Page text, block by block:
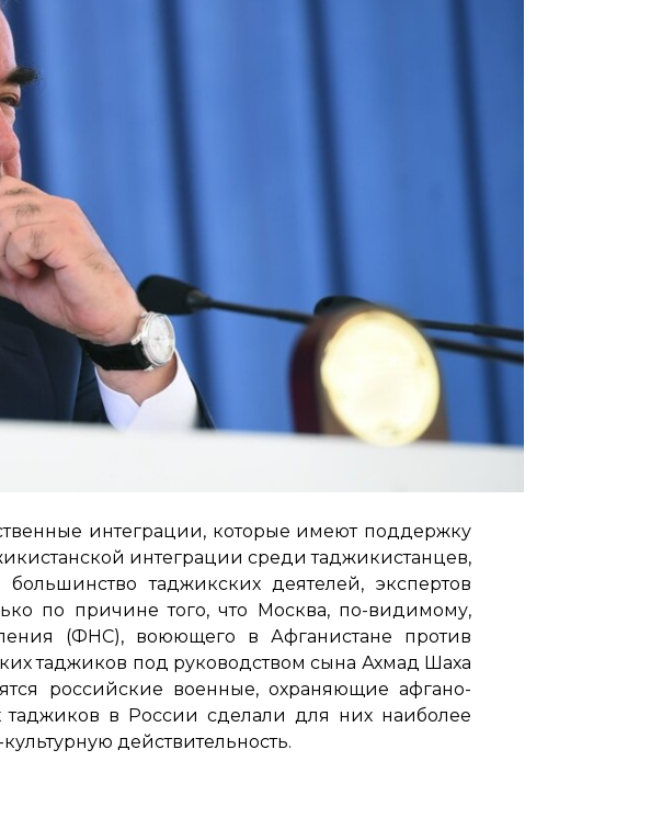
интеграции, которые имеют поддержку
интеграции среди таджикистанцев,
таджикских деятелей, экспертов
по причине того, что Москва, по-видимому,
(ФНС), воюющего в Афганистане против
таджиков под руководством сына Ахмад Шаха
российские военные, охраняющие афгано-
в России сделали для них наиболее
действительность.